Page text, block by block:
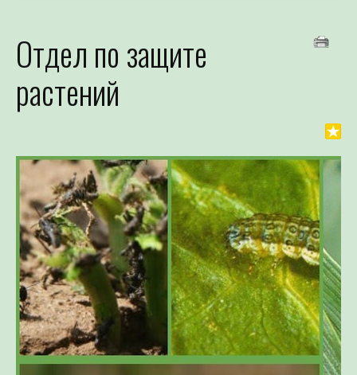
Отдел по защите
растений